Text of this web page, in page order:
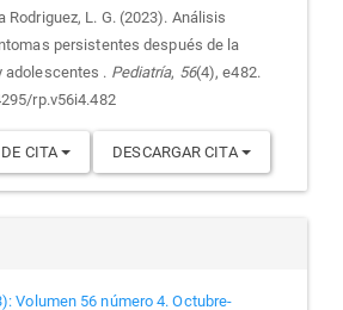
Rodriguez, L. G. (2023). Análisis
persistentes después de la
adolescentes . Pediatría, 56(4), e482.
rp.v56i4.482
CITA DESCARGAR CITA
Volumen 56 número 4. Octubre-